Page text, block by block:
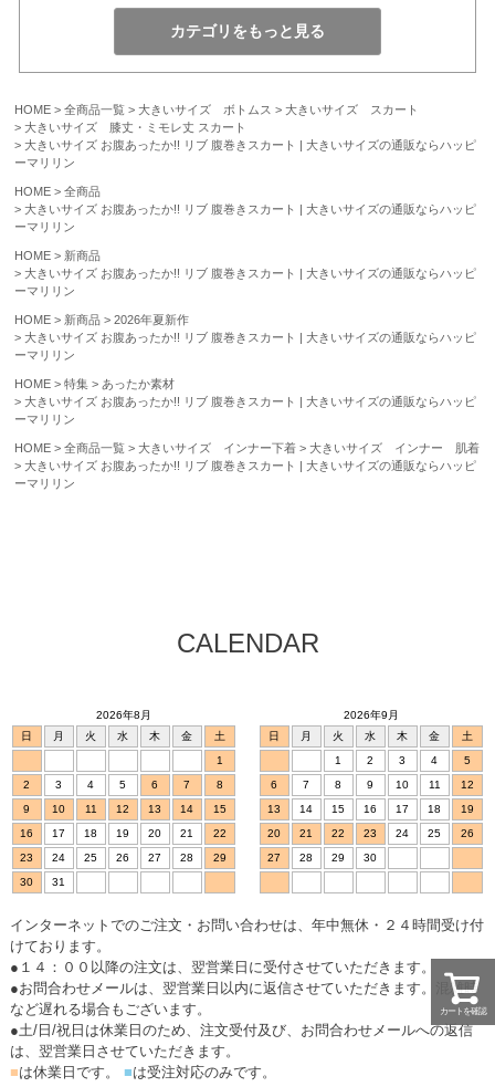
カートを確認
HOME 全商品一覧 大きいサイズ ボトムス
大きいサイズ スカート
大きいサイズ 膝丈・ミモレ丈 スカート
大きいサイズ お腹あったか!! リブ 腹巻きスカート | 大きいサイズの通販ならハッピ
ーマリリン
HOME
全商品
大きいサイズ お腹あったか!! リブ 腹巻きスカート | 大きいサイズの通販ならハッピ
ーマリリン
HOME
新商品
大きいサイズ お腹あったか!! リブ 腹巻きスカート | 大きいサイズの通販ならハッピ
ーマリリン
HOME 新商品
2026年夏新作
大きいサイズ お腹あったか!! リブ 腹巻きスカート | 大きいサイズの通販ならハッピ
ーマリリン
HOME 特集
あったか素材
大きいサイズ お腹あったか!! リブ 腹巻きスカート | 大きいサイズの通販ならハッピ
ーマリリン
HOME 全商品一覧 大きいサイズ インナー下着
大きいサイズ インナー 肌着
大きいサイズ お腹あったか!! リブ 腹巻きスカート | 大きいサイズの通販ならハッピ
ーマリリン
CALENDAR
2026年8月
日
月 火 水 木 金
土
1
2
3 4 5 6 7
8
9
10 11 12 13 14
15
16
17 18 19 20 21
22
23
24 25 26 27 28
29
30
31
2026年9月
日
月 火 水 木 金
土
1
2 3 4
5
6
7 8 9 10 11
12
13
14 15 16 17 18
19
20
21 22 23 24 25
26
27
28 29 30
インターネットでのご注文・お問い合わせは、年中無休・２４時間受け付
けております。
●１４：００以降の注文は、翌営業日に受付させていただきます。
●お問合わせメールは、翌営業日以内に返信させていただきます。混雑時
など遅れる場合もございます。
●土/日/祝日は休業日のため、注文受付及び、お問合わせメールへの返信
は、翌営業日させていただきます。
■は休業日です。 ■は受注対応のみです。